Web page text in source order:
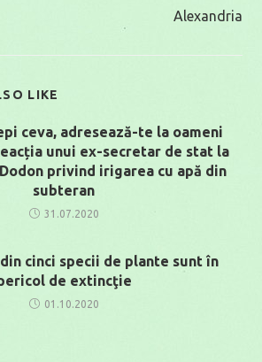
Alexandria
LIKE
ceva, adresează-te la oameni
unui ex-secretar de stat la
privind irigarea cu apă din
subteran
31.07.2020
cinci specii de plante sunt în
de extincţie
01.10.2020